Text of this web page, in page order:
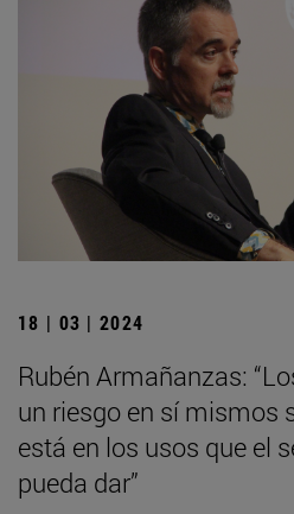
18 | 03 | 2024
Rubén Armañanzas:
un riesgo en sí mismos
está en los usos que el
pueda dar”